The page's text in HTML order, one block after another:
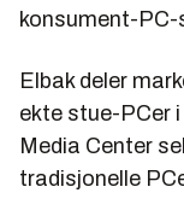
konsument-
Elbak deler
ekte stue-PCer
Media Center
tradisjonelle